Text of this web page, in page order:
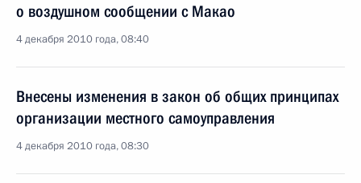
о воздушном сообщении с Макао
4 декабря 2010 года, 08:40
Внесены изменения в закон об общих принципах
организации местного самоуправления
4 декабря 2010 года, 08:30